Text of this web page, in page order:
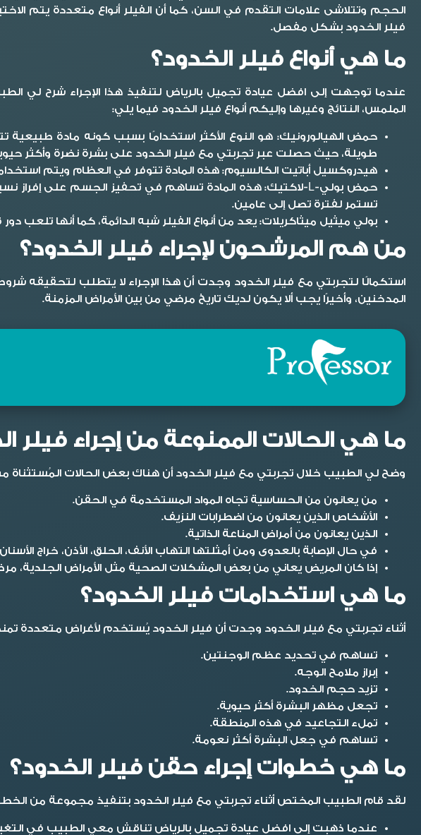
الحجم وتتلاشى علامات التقدم في السن، كما أن الفيلر أنواع متعددة يتم
فيلر الخدود بشكل مفصل.
ما هي أنواع فيلر الخدود؟
عندما توجهت إلى افضل عيادة تجميل بالرياض لتنفيذ هذا الإجراء شرح لي
الملمس، النتائج وغيرها وإليكم أنواع فيلر الخدود فيما يلي:
حمض الهيالورونيك: هو النوع الأكثر استخدامًا بسبب كونه مادة
طويلة، حيث حصلت عبر تجربتي مع فيلر الخدود على بشرة نضرة وأكثر
هيدروكسيل أباتيت الكالسيوم: هذه المادة تتوفر في العظام ويتم
حمض بولي-L-لاكتيك:
هذه المادة تساهم في تحفيز الجسم على إفراز
تستمر لفترة تصل إلى عامين.
بولي ميثيل ميثاكريلات: يعد من أنواع الفيلر شبه الدائمة، كما أنها
من هم المرشحون لإجراء فيلر الخدود؟
استكمالًا لتجربتي مع فيلر الخدود وجدت أن هذا الإجراء لا يتطلب لتحقيقه
المدخنين، وأخيرًا يجب ألا يكون لديك تاريخ مرضي من بين الأمراض المزمنة.
ما هي الحالات الممنوعة من إجراء فيلر
وضح لي الطبيب خلال تجربتي مع فيلر الخدود أن هناك بعض الحالات المُستثناة
من يعانون من الحساسية تجاه المواد المستخدمة في الحقن.
الأشخاص الذين يعانون من اضطرابات النزيف.
الذين يعانون من أمراض المناعة الذاتية.
في حال الإصابة بالعدوى ومن أمثلتها التهاب الأنف، الحلق، الأذن، خراج
إذا كان المريض يعاني من بعض المشكلات الصحية مثل الأمراض الجلدية،
ما هي استخدامات فيلر الخدود؟
أثناء تجربتي مع فيلر الخدود وجدت أن فيلر الخدود يُستخدم لأغراض متعددة
تساهم في تحديد عظم الوجنتين.
إبراز ملامح الوجه.
تزيد حجم الخدود.
تجعل مظهر البشرة أكثر حيوية.
تملء التجاعيد في هذه المنطقة.
تساهم في جعل البشرة أكثر نعومة.
ما هي خطوات إجراء حقن فيلر الخدود؟
لقد قام الطبيب المختص أثناء تجربتي مع فيلر الخدود بتنفيذ مجموعة من
عندما ذهبت إلى افضل عيادة تجميل بالرياض تناقش معي الطبيب في